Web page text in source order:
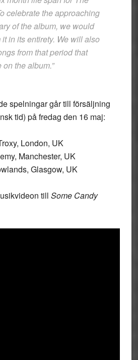
celebrate the approaching
of the album, we would
in its entirety. We will also
from that period that
the album.”
spelningar går till försäljning
tid) på fredag den 16 maj:
London, UK
Manchester, UK
Glasgow, UK
till Some Candy